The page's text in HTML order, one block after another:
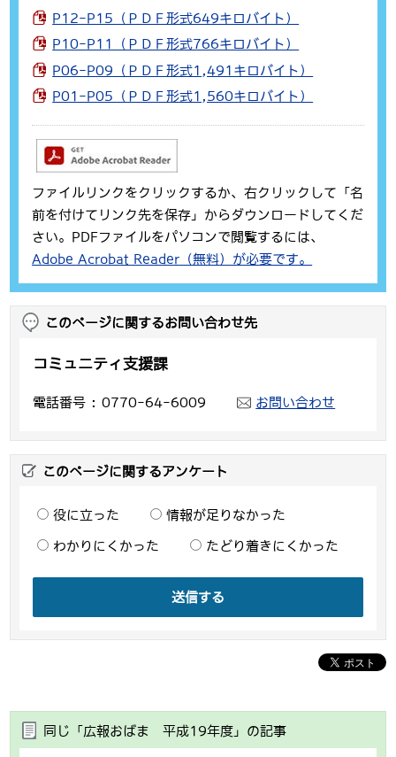
P12-P15（ＰＤＦ形式649キロバイト）
P10-P11（ＰＤＦ形式766キロバイト）
P06-P09（ＰＤＦ形式1,491キロバイト）
P01-P05（ＰＤＦ形式1,560キロバイト）
ファイルリンクをクリックするか、右クリックして「名
前を付けてリンク先を保存」からダウンロードしてくだ
さい。PDFファイルをパソコンで閲覧するには、
Adobe Acrobat Reader（無料）が必要です。
このページに関するお問い合わせ先
コミュニティ支援課
電話番号 0770-64-6009 お問い合わせ
このページに関するアンケート
役に立った 情報が足りなかった
わかりにくかった たどり着きにくかった
送信する
同じ「広報おばま 平成19年度」の記事